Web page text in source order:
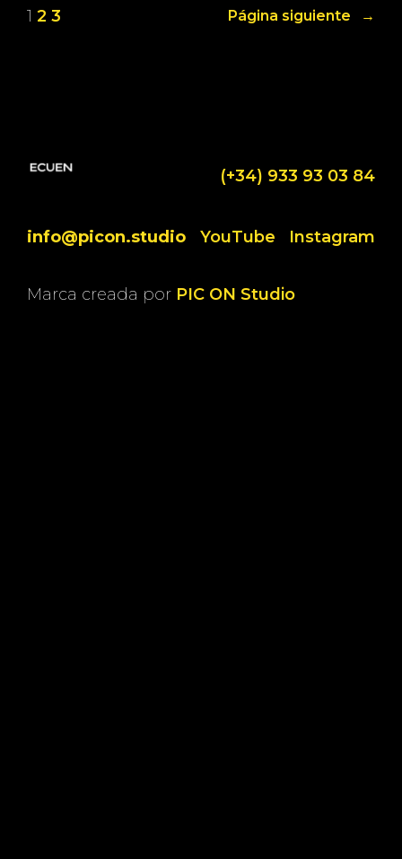
1 2 3 Página siguiente →
(+34) 933 93 03 84
info@picon.studio YouTube Instagram
Marca creada por PIC ON Studio